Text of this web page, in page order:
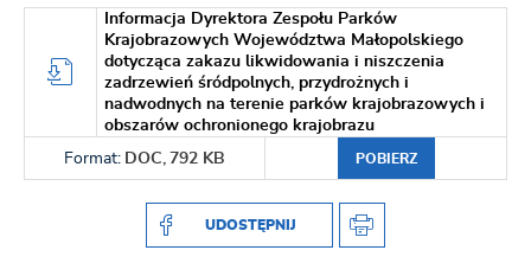
Informacja Dyrektora Zespołu Parków
Krajobrazowych Województwa Małopolskiego
dotycząca zakazu likwidowania i niszczenia
zadrzewień śródpolnych, przydrożnych i
nadwodnych na terenie parków krajobrazowych i
obszarów ochronionego krajobrazu
Format: DOC, 792 KB POBIERZ
UDOSTĘPNIJ